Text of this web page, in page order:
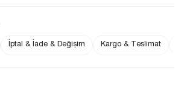
tablodaki gibi olup tanıtımda
2 cm )
İptal & İade & Değişim Kargo & Teslimat